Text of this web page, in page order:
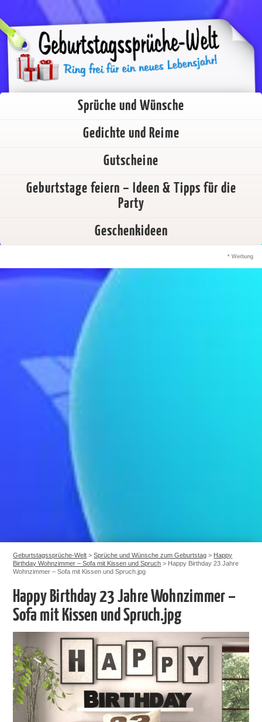
Sprüche und Wünsche
Gedichte und Reime
Gutscheine
Geburtstage feiern – Ideen & Tipps für die
Party
Geschenkideen
* Werbung
Geburtstagssprüche-Welt >Sprüche und Wünsche zum Geburtstag > Happy
Birthday Wohnzimmer – Sofa mit Kissen und Spruch > Happy Birthday 23 Jahre
Wohnzimmer – Sofa mit Kissen und Spruch.jpg
Happy Birthday 23 Jahre Wohnzimmer –
Sofa mit Kissen und Spruch.jpg